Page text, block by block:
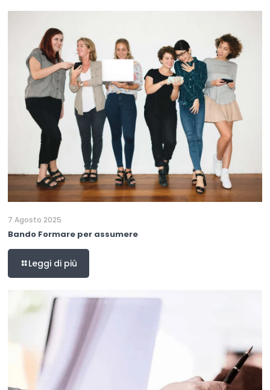
7 Agosto 2025
Bando Formare per assumere
Leggi di più